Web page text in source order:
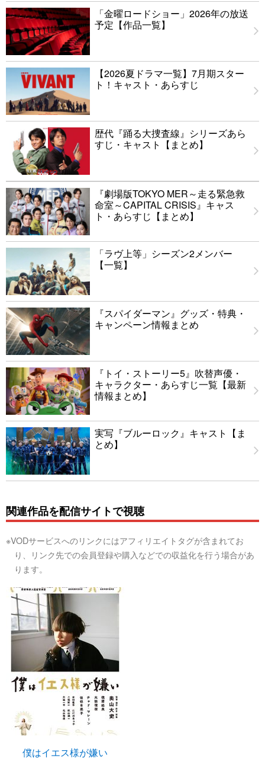
「金曜ロードショー」2026年の放送
予定【作品一覧】
【2026夏ドラマ一覧】7月期スター
ト！キャスト・あらすじ
歴代『踊る大捜査線』シリーズあら
すじ・キャスト【まとめ】
『劇場版TOKYO MER～走る緊急救
命室～CAPITAL CRISIS』キャス
ト・あらすじ【まとめ】
「ラヴ上等」シーズン2メンバー
【一覧】
『スパイダーマン』グッズ・特典・
キャンペーン情報まとめ
『トイ・ストーリー5』吹替声優・
キャラクター・あらすじ一覧【最新
情報まとめ】
実写『ブルーロック』キャスト【ま
とめ】
関連作品を配信サイトで視聴
※VODサービスへのリンクにはアフィリエイトタグが含まれてお
り、リンク先での会員登録や購入などでの収益化を行う場合があ
ります。
僕はイエス様が嫌い